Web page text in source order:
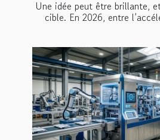
Une idée peut être brillante,
cible. En 2026, entre